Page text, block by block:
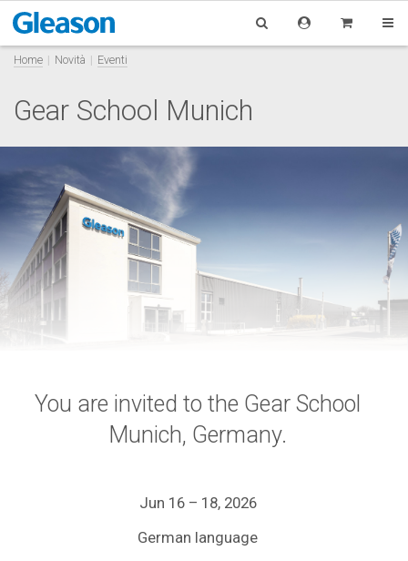
Home Novità Eventi
Gear School Munich
You are invited to the Gear School
Munich, Germany.
Jun 16 – 18, 2026
German language